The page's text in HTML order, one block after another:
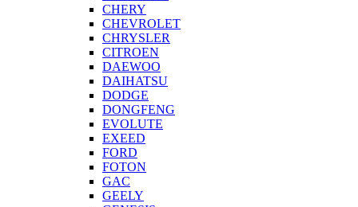
CHERY
CHEVROLET
CHRYSLER
CITROEN
DAEWOO
DAIHATSU
DODGE
DONGFENG
EVOLUTE
EXEED
FORD
FOTON
GAC
GEELY